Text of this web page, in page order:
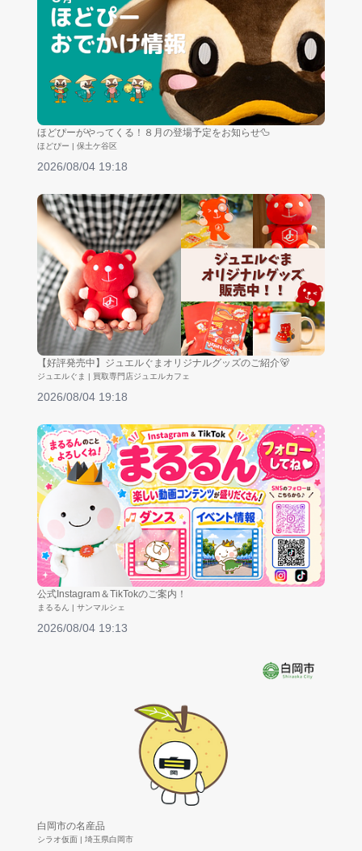
ほどぴーがやってくる！８月の登場予定をお知らせ🦆
ほどぴー | 保土ケ谷区
2026/08/04 19:18
【好評発売中】ジュエルぐまオリジナルグッズのご紹介🐻
ジュエルぐま | 買取専門店ジュエルカフェ
2026/08/04 19:18
公式Instagram＆TikTokのご案内！
まるるん | サンマルシェ
2026/08/04 19:13
白岡市の名産品
シラオ仮面 | 埼玉県白岡市